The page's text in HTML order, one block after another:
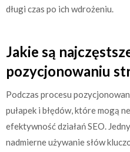
długi czas po ich wdrożeniu.
Jakie są
pozycjonowaniu
Podczas procesu
pułapek i błędów, które mogą
efektywność działań SEO.
nadmierne używanie słów